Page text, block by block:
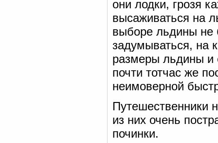
они лодки, грозя
высаживаться на
выборе льдины не
задумываться, на
размеры льдины и
почти тотчас же
неимоверной
Путешественники
из них очень
починки.